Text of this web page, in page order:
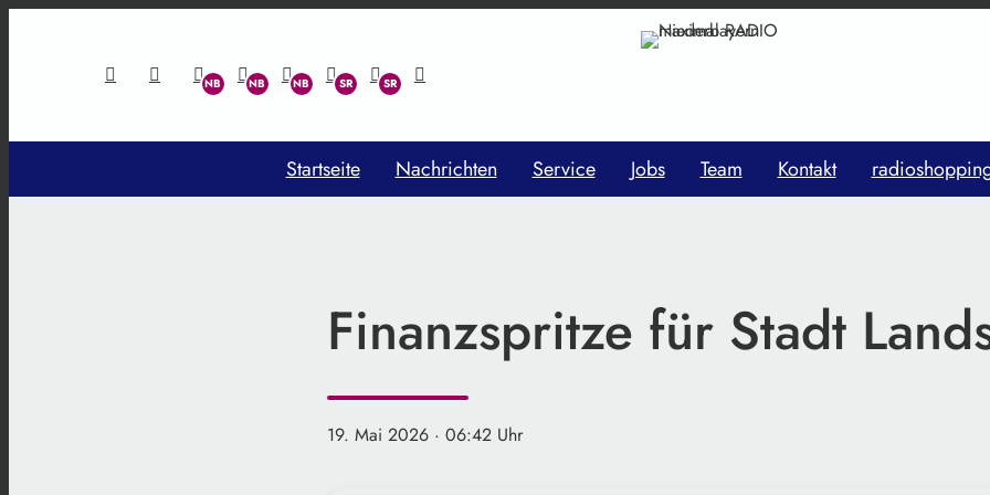
Startseite Nachrichten Service Jobs Team Kontakt
Finanzspritze für Stadt
19. Mai 2026 · 06:42 Uhr